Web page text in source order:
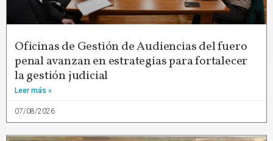
Oficinas de Gestión de Audiencias del fuero
penal avanzan en estrategias para fortalecer
la gestión judicial
Leer más »
07/08/2026